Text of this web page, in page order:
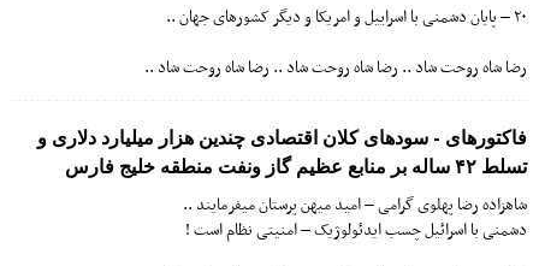
۲۰ – پایان دشمنی با اسراییل و امریکا و دیگر کشورهای جهان ..
رضا شاه روحت شاد .. رضا شاه روحت شاد .. رضا شاه روحت شاد ..
فاکتورهای - سودهای کلان اقتصادی چندین هزار میلیارد دلاری و
تسلط ۴۲ ساله بر منابع عظیم گاز ونفت منطقه خلیج فارس
شاهزاده رضا پهلوی گرامی – امید میهن پرستان میفرمایند ..
دشمنی با اسرائیل چسب ایدئولوژیک – امنیتی نظام است !